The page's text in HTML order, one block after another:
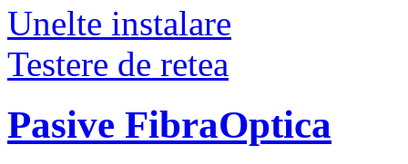
Unelte instalare
Testere de retea
Pasive FibraOptica